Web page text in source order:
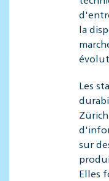
la
Les
sur
Elles